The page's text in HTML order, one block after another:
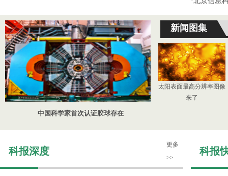
中国科学家首次认证胶球存在
新闻图集
太阳表面最高分辨率图像
来了
科报深度
更多
>>
科报